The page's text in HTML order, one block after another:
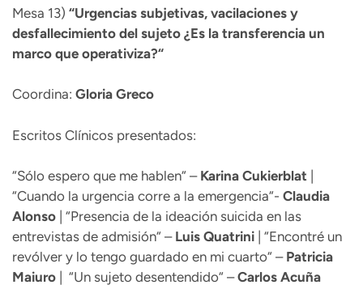
Mesa 13) “Urgencias subjetivas, vacilaciones y
desfallecimiento del sujeto ¿Es la transferencia un
marco que operativiza?“
Coordina: Gloria Greco
Escritos Clínicos presentados:
“Sólo espero que me hablen“ – Karina Cukierblat
“Cuando la urgencia corre a la emergencia“- Claudia
Alonso | “Presencia de la ideación suicida en las
entrevistas de admisión“ – Luis Quatrini | “Encontré un
revólver y lo tengo guardado en mi cuarto“ – Patricia
Maiuro
| “Un sujeto desentendido“ –Carlos Acuña